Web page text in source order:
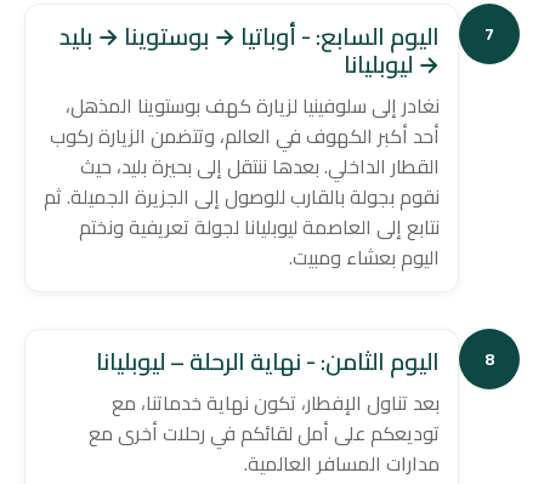
7 اليوم السابع: - أوباتيا → بوستوينا → بليد
→ ليوبليانا
نغادر إلى سلوفينيا لزيارة كهف بوستوينا المذهل،
أحد أكبر الكهوف في العالم، وتتضمن الزيارة ركوب
القطار الداخلي. بعدها ننتقل إلى بحيرة بليد، حيث
نقوم بجولة بالقارب للوصول إلى الجزيرة الجميلة. ثم
نتابع إلى العاصمة ليوبليانا لجولة تعريفية ونختم
اليوم بعشاء ومبيت.
8 اليوم الثامن: - نهاية الرحلة – ليوبليانا
بعد تناول الإفطار، تكون نهاية خدماتنا، مع
توديعكم على أمل لقائكم في رحلات أخرى مع
مدارات المسافر العالمية.